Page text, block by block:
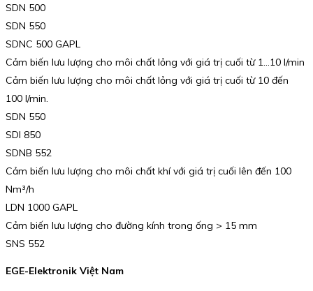
SDN 500
SDN 550
SDNC 500 GAPL
Cảm biến lưu lượng cho môi chất lỏng với giá trị cuối từ 1…10 l/min
Cảm biến lưu lượng cho môi chất lỏng với giá trị cuối từ 10 đến
100 l/min.
SDN 550
SDI 850
SDNB 552
Cảm biến lưu lượng cho môi chất khí với giá trị cuối lên đến 100
Nm³/h
LDN 1000 GAPL
Cảm biến lưu lượng cho đường kính trong ống > 15 mm
SNS 552
EGE-Elektronik Việt Nam